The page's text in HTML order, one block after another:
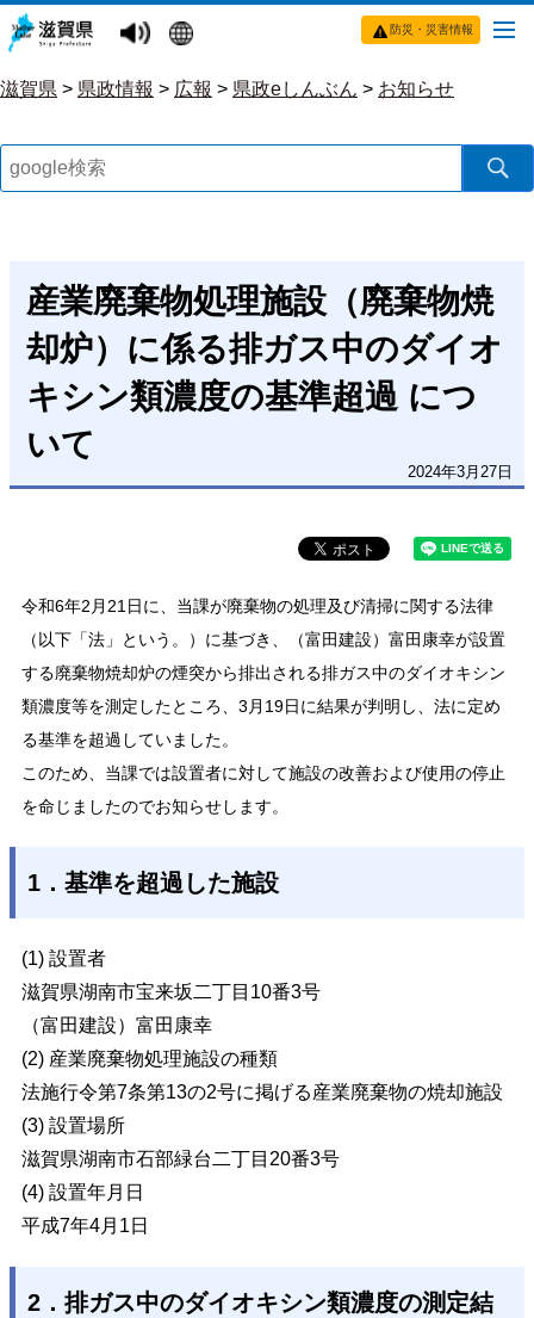
防災・災害情報
滋賀県 > 県政情報 > 広報 > 県政eしんぶん > お知らせ
産業廃棄物処理施設（廃棄物焼
却炉）に係る排ガス中のダイオ
キシン類濃度の基準超過 につ
いて
2024年3月27日
令和6年2月21日に、当課が廃棄物の処理及び清掃に関する法律
（以下「法」という。）に基づき、（富田建設）富田康幸が設置
する廃棄物焼却炉の煙突から排出される排ガス中のダイオキシン
類濃度等を測定したところ、 3月19日に結果が判明し、 法に定め
る基準を超過していました。
このため、当課では設置者に対して施設の改善および使用の停止
を命じましたのでお知らせします。
1．基準を超過した施設
(1) 設置者
滋賀県湖南市宝来坂二丁目10番3号
（富田建設）富田康幸
(2) 産業廃棄物処理施設の種類
法施行令第7条第13の2号に掲げる産業廃棄物の焼却施設
(3) 設置場所
滋賀県湖南市石部緑台二丁目20番3号
(4) 設置年月日
平成7年4月1日
2．排ガス中のダイオキシン類濃度の測定結